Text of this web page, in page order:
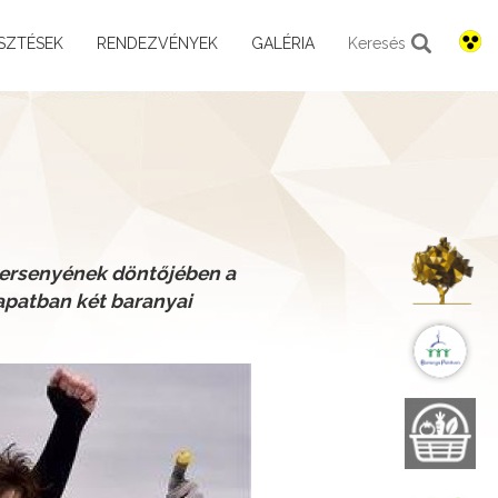
RENDEZVÉNYEK GALÉRIA Keresés
döntőjében a
két baranyai